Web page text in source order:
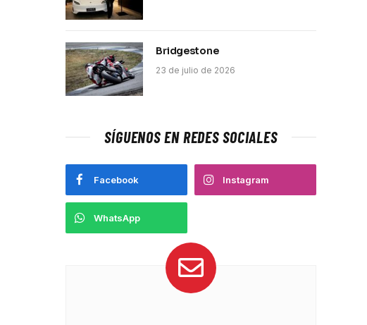
Bridgestone
23 de julio de 2026
SÍGUENOS EN REDES SOCIALES
Facebook Instagram
WhatsApp